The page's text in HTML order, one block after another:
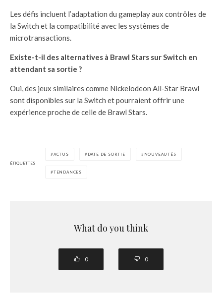
Les défis incluent l’adaptation du gameplay aux contrôles de
la Switch et la compatibilité avec les systèmes de
microtransactions.
Existe-t-il des alternatives à Brawl Stars sur Switch en
attendant sa sortie ?
Oui, des jeux similaires comme Nickelodeon All-Star Brawl
sont disponibles sur la Switch et pourraient offrir une
expérience proche de celle de Brawl Stars.
ÉTIQUETTES
ACTUS DATE DE SORTIE NOUVEAUTÉS
TENDANCES
What do you think
0 0